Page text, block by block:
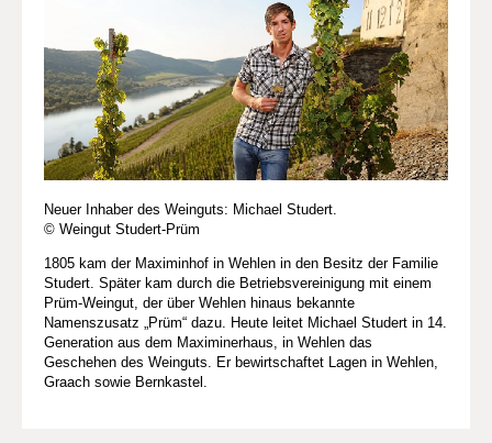
Neuer Inhaber des Weinguts: Michael Studert.
© Weingut Studert-Prüm
1805 kam der Maximinhof in Wehlen in den Besitz der Familie
Studert. Später kam durch die Betriebsvereinigung mit einem
Prüm-Weingut, der über Wehlen hinaus bekannte
Namenszusatz „Prüm“ dazu. Heute leitet Michael Studert in 14.
Generation aus dem Maximinerhaus, in Wehlen das
Geschehen des Weinguts. Er bewirtschaftet Lagen in Wehlen,
Graach sowie Bernkastel.